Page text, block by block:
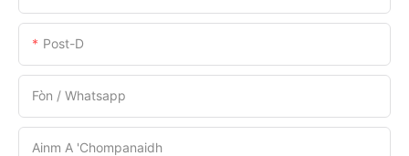
Post-D
Fòn / Whatsapp
Ainm A 'chompanaidh